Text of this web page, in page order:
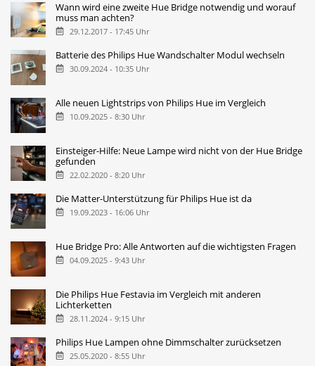
Wann wird eine zweite Hue Bridge notwendig und worauf
muss man achten?
29.12.2017 - 17:45 Uhr
Batterie des Philips Hue Wandschalter Modul wechseln
30.09.2024 - 10:35 Uhr
Alle neuen Lightstrips von Philips Hue im Vergleich
10.09.2025 - 8:30 Uhr
Einsteiger-Hilfe: Neue Lampe wird nicht von der Hue Bridge
gefunden
22.02.2020 - 8:20 Uhr
Die Matter-Unterstützung für Philips Hue ist da
19.09.2023 - 16:06 Uhr
Hue Bridge Pro: Alle Antworten auf die wichtigsten Fragen
04.09.2025 - 9:43 Uhr
Die Philips Hue Festavia im Vergleich mit anderen
Lichterketten
28.11.2024 - 9:15 Uhr
Philips Hue Lampen ohne Dimmschalter zurücksetzen
25.05.2020 - 8:55 Uhr